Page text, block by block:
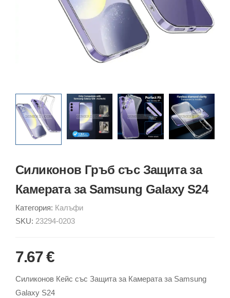
Силиконов Гръб със Защита за
Камерата за Samsung Galaxy S24
Категория: Калъфи
SKU: 23294-0203
7.67 €
Силиконов Кейс със Защита за Камерата за Samsung
Galaxy S24